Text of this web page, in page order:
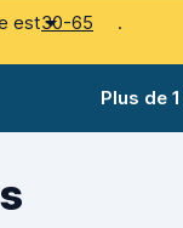
est30-65 .
Plus de